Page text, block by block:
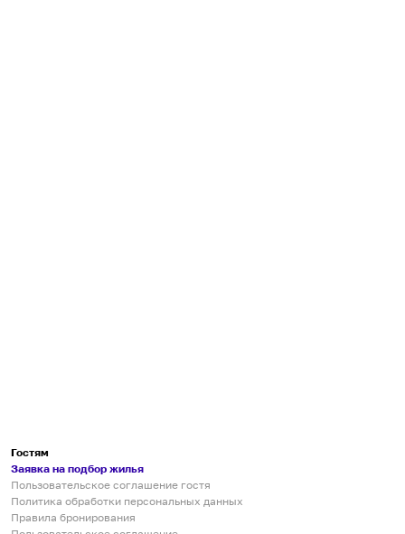
Гостям
Заявка на подбор жилья
Пользовательское соглашение гостя
Политика обработки персональных данных
Правила бронирования